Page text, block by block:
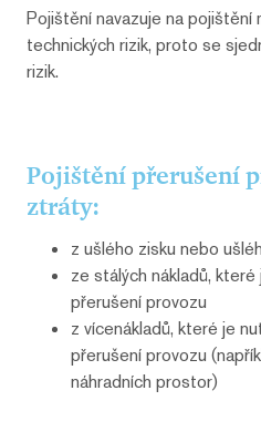
Pojištění navazuje na pojištění
technických rizik, proto se
rizik.
Pojištění přerušení
ztráty:
z ušlého zisku nebo
ze stálých nákladů,
přerušení provozu
z vícenákladů, které je
přerušení provozu
náhradních prostor)